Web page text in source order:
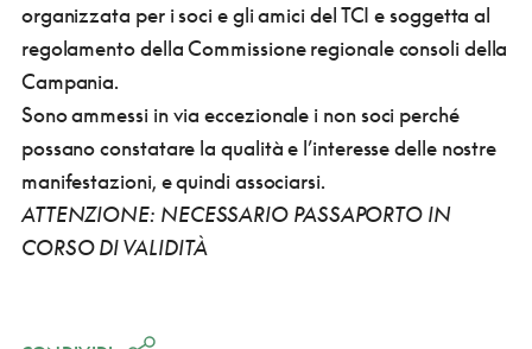
organizzata per i soci e gli amici del TCI e soggetta al
regolamento della Commissione regionale consoli della
Campania.
Sono ammessi in via eccezionale i non soci perché
possano constatare la qualità e l’interesse delle nostre
manifestazioni, e quindi associarsi.
ATTENZIONE: NECESSARIO PASSAPORTO IN
CORSO DI VALIDITÀ